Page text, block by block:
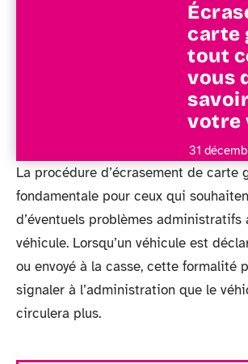
carte
tout
vous
votre
31
La procédure d’écrasement de carte
fondamentale pour ceux qui
d’éventuels problèmes administratifs
véhicule. Lorsqu’un véhicule est
ou envoyé à la casse, cette formalité
signaler à l’administration que le
circulera plus.